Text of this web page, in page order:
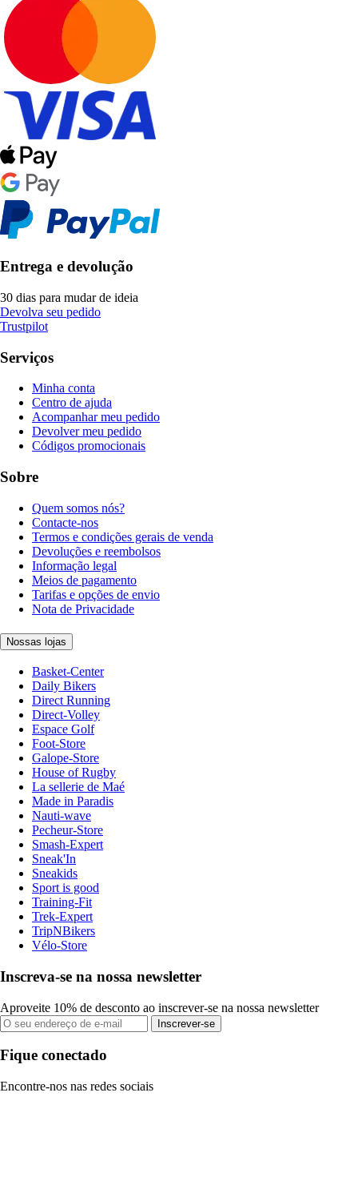
Entrega e devolução
30 dias para mudar de ideia
Devolva seu pedido
Trustpilot
Serviços
Minha conta
Centro de ajuda
Acompanhar meu pedido
Devolver meu pedido
Códigos promocionais
Sobre
Quem somos nós?
Contacte-nos
Termos e condições gerais de venda
Devoluções e reembolsos
Informação legal
Meios de pagamento
Tarifas e opções de envio
Nota de Privacidade
Nossas lojas
Basket-Center
Daily Bikers
Direct Running
Direct-Volley
Espace Golf
Foot-Store
Galope-Store
House of Rugby
La sellerie de Maé
Made in Paradis
Nauti-wave
Pecheur-Store
Smash-Expert
Sneak'In
Sneakids
Sport is good
Training-Fit
Trek-Expert
TripNBikers
Vélo-Store
Inscreva-se na nossa newsletter
Aproveite 10% de desconto ao inscrever-se na nossa newsletter
Inscrever-se
Fique conectado
Encontre-nos nas redes sociais